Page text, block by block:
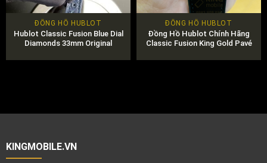
ĐỒNG HỒ HUBLOT
Hublot Classic Fusion Blue Dial
Diamonds 33mm Original
ĐỒNG HỒ HUBLOT
Đồng Hồ Hublot Chính Hãng
Classic Fusion King Gold Pavé
KINGMOBILE.VN